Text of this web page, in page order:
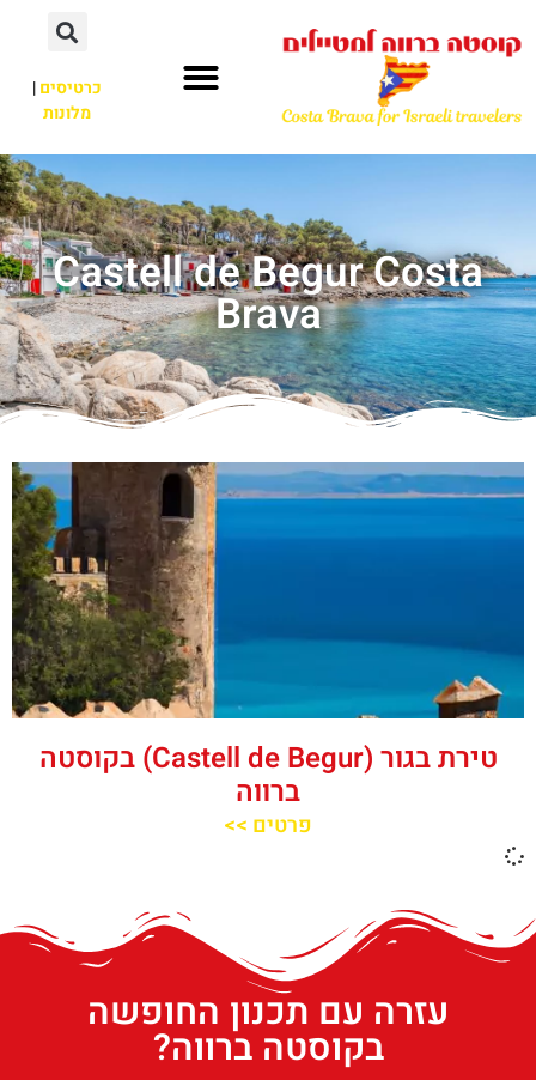
כרטיסים|
מלונות
Castell de Begur Costa
Brava
טירת בגור (Castell de Begur) בקוסטה
ברווה
פרטים >>
עזרה עם תכנון החופשה
בקוסטה ברווה?